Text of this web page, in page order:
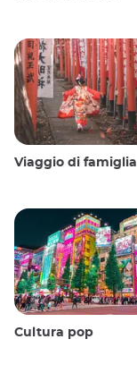
Viaggio di famiglia
Cultura pop